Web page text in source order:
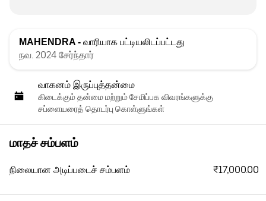
MAHENDRA - வாரியாக பட்டியலிடப்பட்டது
நவ. 2024 சேர்ந்தார்
வாகனம் இருப்புத்தன்மை
கிடைக்கும் தன்மை மற்றும் சேமிப்பக விவரங்களுக்கு
சப்ளையரைத் தொடர்பு கொள்ளுங்கள்
மாதச் சம்பளம்
நிலையான அடிப்படைச் சம்பளம் ₹17,000.00